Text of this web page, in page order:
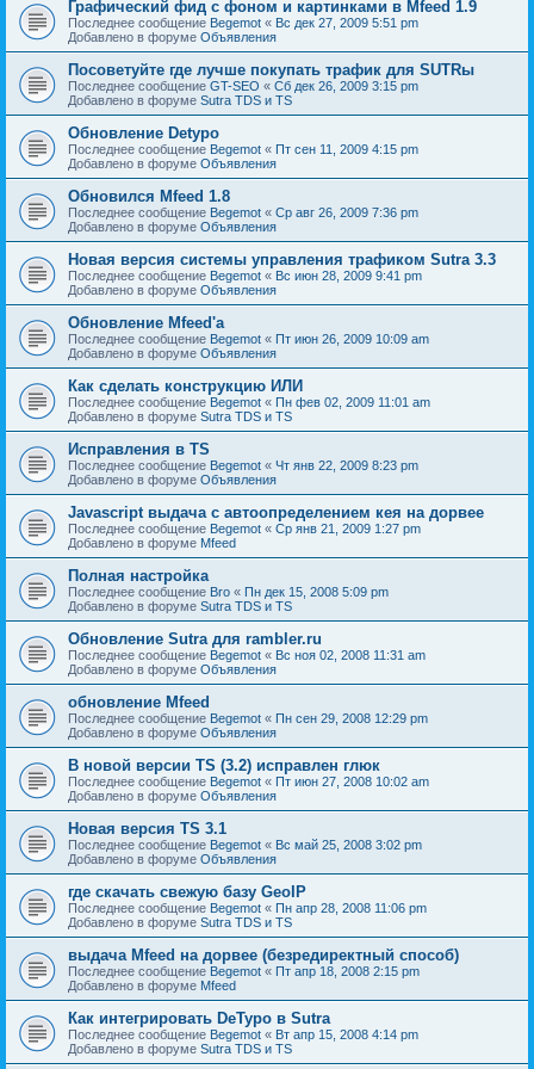
Графический фид с фоном и картинками в Mfeed 1.9
Последнее сообщение Begemot « Вс дек 27, 2009 5:51 pm
Добавлено в форуме Объявления
Посоветуйте где лучше покупать трафик для SUTRы
Последнее сообщение GT-SEO « Сб дек 26, 2009 3:15 pm
Добавлено в форуме Sutra TDS и TS
Обновление Detypo
Последнее сообщение Begemot « Пт сен 11, 2009 4:15 pm
Добавлено в форуме Объявления
Обновился Mfeed 1.8
Последнее сообщение Begemot « Ср авг 26, 2009 7:36 pm
Добавлено в форуме Объявления
Новая версия системы управления трафиком Sutra 3.3
Последнее сообщение Begemot « Вс июн 28, 2009 9:41 pm
Добавлено в форуме Объявления
Обновление Mfeed'а
Последнее сообщение Begemot « Пт июн 26, 2009 10:09 am
Добавлено в форуме Объявления
Как сделать конструкцию ИЛИ
Последнее сообщение Begemot « Пн фев 02, 2009 11:01 am
Добавлено в форуме Sutra TDS и TS
Исправления в TS
Последнее сообщение Begemot « Чт янв 22, 2009 8:23 pm
Добавлено в форуме Объявления
Javascript выдача с автоопределением кея на дорвее
Последнее сообщение Begemot « Ср янв 21, 2009 1:27 pm
Добавлено в форуме Mfeed
Полная настройка
Последнее сообщение Bro « Пн дек 15, 2008 5:09 pm
Добавлено в форуме Sutra TDS и TS
Обновление Sutra для rambler.ru
Последнее сообщение Begemot « Вс ноя 02, 2008 11:31 am
Добавлено в форуме Объявления
обновление Mfeed
Последнее сообщение Begemot « Пн сен 29, 2008 12:29 pm
Добавлено в форуме Объявления
В новой версии TS (3.2) исправлен глюк
Последнее сообщение Begemot « Пт июн 27, 2008 10:02 am
Добавлено в форуме Объявления
Новая версия TS 3.1
Последнее сообщение Begemot « Вс май 25, 2008 3:02 pm
Добавлено в форуме Объявления
где скачать свежую базу GeoIP
Последнее сообщение Begemot « Пн апр 28, 2008 11:06 pm
Добавлено в форуме Sutra TDS и TS
выдача Mfeed на дорвее (безредиректный способ)
Последнее сообщение Begemot « Пт апр 18, 2008 2:15 pm
Добавлено в форуме Mfeed
Как интегрировать DeTypo в Sutra
Последнее сообщение Begemot « Вт апр 15, 2008 4:14 pm
Добавлено в форуме Sutra TDS и TS